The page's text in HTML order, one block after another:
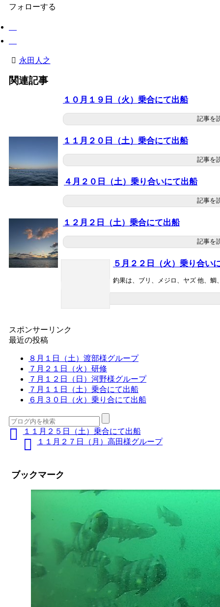
フォローする
永田人之
関連記事
１０月１９日（火）乗合にて出船
記事を
１１月２０日（土）乗合にて出船
記事を
４月２０日（土）乗り合いにて出船
記事を
１２月２日（土）乗合にて出船
記事を
５月２２日（火）乗り合い
釣果は、ブリ、メジロ、ヤズ 他、鯛
スポンサーリンク
最近の投稿
８月１日（土）渡部様グループ
７月２１日（火）研修
７月１２日（日）河野様グループ
７月１１日（土）乗合にて出船
６月３０日（火）乗り合にて出船
１１月２５日（土）乗合にて出船
１１月２７日（月）高田様グループ
ブックマーク